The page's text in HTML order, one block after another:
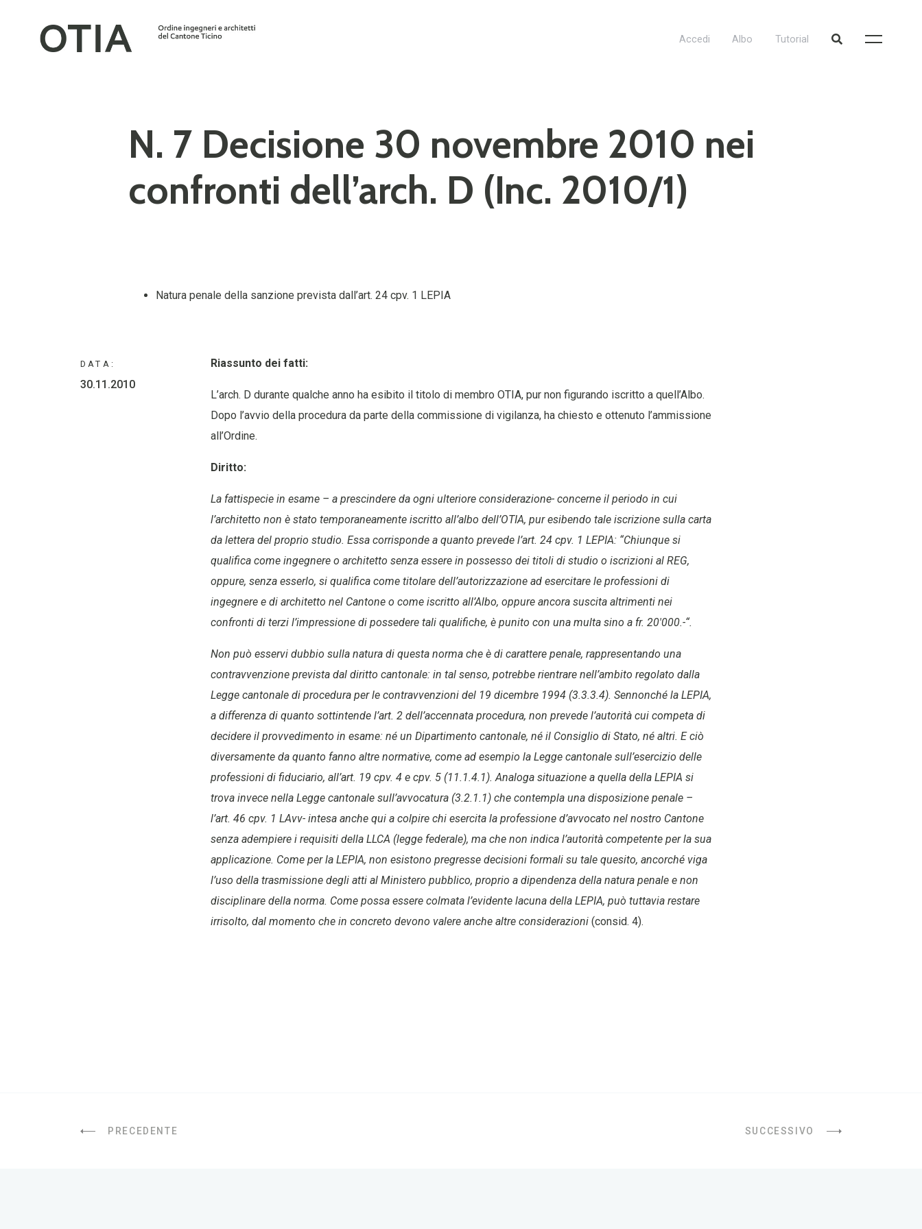
Accedi Albo Tutorial
N. 7 Decisione 30 novembre 2010 nei
confronti dell’arch. D (Inc. 2010/1)
Natura penale della sanzione prevista dall’art. 24 cpv. 1 LEPIA
DATA:
30.11.2010
Riassunto dei fatti:
L’arch. D durante qualche anno ha esibito il titolo di membro OTIA, pur non figurando iscritto a quell’Albo.
Dopo l’avvio della procedura da parte della commissione di vigilanza, ha chiesto e ottenuto l’ammissione
all’Ordine.
Diritto:
La fattispecie in esame – a prescindere da ogni ulteriore considerazione- concerne il periodo in cui
l’architetto non è stato temporaneamente iscritto all’albo dell’OTIA, pur esibendo tale iscrizione sulla carta
da lettera del proprio studio. Essa corrisponde a quanto prevede l’art. 24 cpv. 1 LEPIA: “Chiunque si
qualifica come ingegnere o architetto senza essere in possesso dei titoli di studio o iscrizioni al REG,
oppure, senza esserlo, si qualifica come titolare dell’autorizzazione ad esercitare le professioni di
ingegnere e di architetto nel Cantone o come iscritto all’Albo, oppure ancora suscita altrimenti nei
confronti di terzi l’impressione di possedere tali qualifiche, è punito con una multa sino a fr. 20'000.-“.
Non può esservi dubbio sulla natura di questa norma che è di carattere penale, rappresentando una
contravvenzione prevista dal diritto cantonale: in tal senso, potrebbe rientrare nell’ambito regolato dalla
Legge cantonale di procedura per le contravvenzioni del 19 dicembre 1994 (3.3.3.4). Sennonché la LEPIA,
a differenza di quanto sottintende l’art. 2 dell’accennata procedura, non prevede l’autorità cui competa di
decidere il provvedimento in esame: né un Dipartimento cantonale, né il Consiglio di Stato, né altri. E ciò
diversamente da quanto fanno altre normative, come ad esempio la Legge cantonale sull’esercizio delle
professioni di fiduciario, all’art. 19 cpv. 4 e cpv. 5 (11.1.4.1). Analoga situazione a quella della LEPIA si
trova invece nella Legge cantonale sull’avvocatura (3.2.1.1) che contempla una disposizione penale –
l’art. 46 cpv. 1 LAvv- intesa anche qui a colpire chi esercita la professione d’avvocato nel nostro Cantone
senza adempiere i requisiti della LLCA (legge federale), ma che non indica l’autorità competente per la sua
applicazione. Come per la LEPIA, non esistono pregresse decisioni formali su tale quesito, ancorché viga
l’uso della trasmissione degli atti al Ministero pubblico, proprio a dipendenza della natura penale e non
disciplinare della norma. Come possa essere colmata l’evidente lacuna della LEPIA, può tuttavia restare
irrisolto, dal momento che in concreto devono valere anche altre considerazioni (consid. 4).
PRECEDENTE SUCCESSIVO